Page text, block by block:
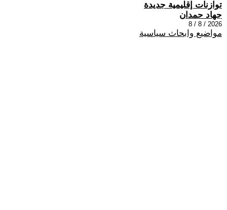
توازنات إقليمية جديدة
جهاد حمدان
2026 / 8 / 8
مواضيع وابحاث سياسية